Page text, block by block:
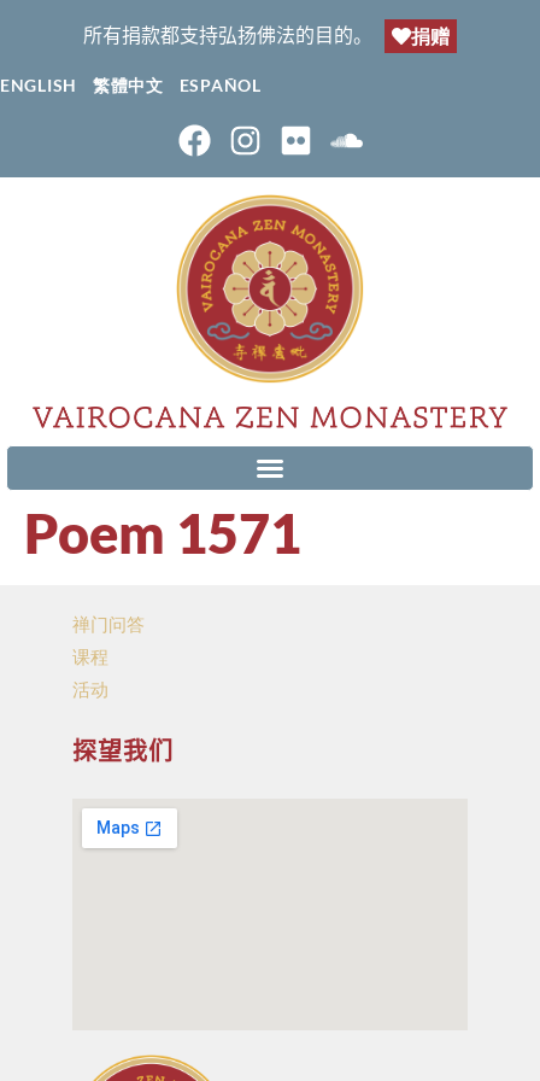
所有捐款都支持弘扬佛法的目的。 捐赠
ENGLISH 繁體中文 ESPAÑOL
Poem 1571
禅门问答
课程
活动
探望我们